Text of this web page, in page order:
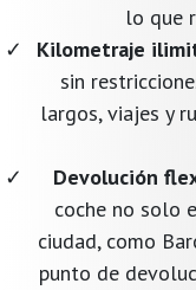
lo que
Kilometraje
sin
largos, viajes y
Devolución
coche no solo
ciudad, como
punto de